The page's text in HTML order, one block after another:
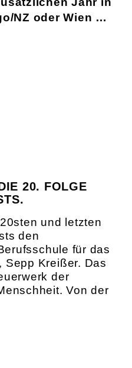
NZ oder Wien …
20. FOLGE
und letzten
den
für das
Sepp Kreißer. Das
der
Von der